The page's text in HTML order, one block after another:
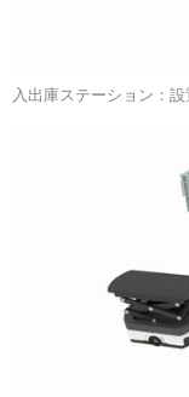
入出庫ステーション：